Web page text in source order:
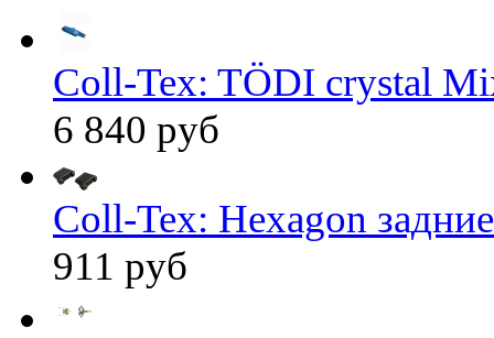
Coll-Tex: TÖDI crystal
6 840 руб
Coll-Tex: Hexagon
911 руб